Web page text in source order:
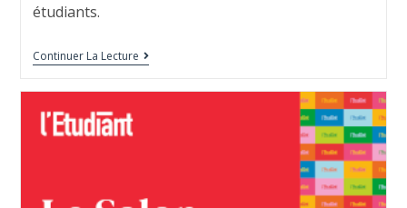
étudiants.
Continuer La Lecture